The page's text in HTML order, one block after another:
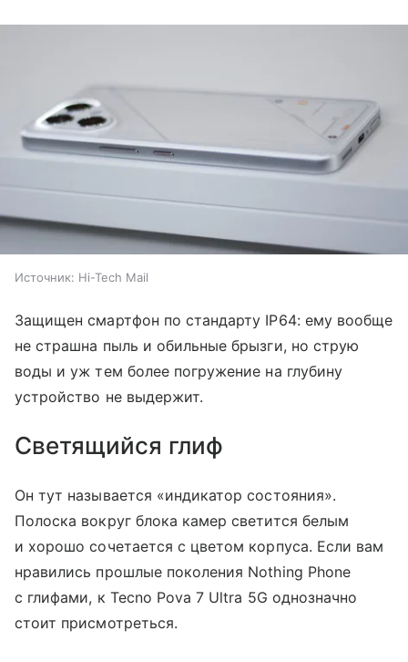
Источник: Hi-Tech Mail
Защищен смартфон по стандарту IP64: ему вообще
не страшна пыль и обильные брызги, но струю
воды и уж тем более погружение на глубину
устройство не выдержит.
Светящийся глиф
Он тут называется «индикатор состояния».
Полоска вокруг блока камер светится белым
и хорошо сочетается с цветом корпуса. Если вам
нравились прошлые поколения Nothing Phone
с глифами, к Tecno Pova 7 Ultra 5G однозначно
стоит присмотреться.